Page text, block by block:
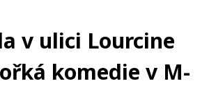
v ulici Lourcine
komedie v M-